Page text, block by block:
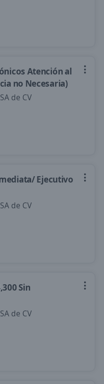
Atención al
no Necesaria)
de CV
Ejecutivo
de CV
Sin
de CV